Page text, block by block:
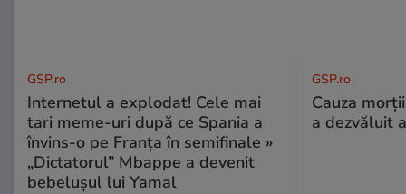
GSP.ro
Internetul a explodat! Cele mai
tari meme-uri după ce Spania a
învins-o pe Franța în semifinale »
„Dictatorul” Mbappe a devenit
bebelușul lui Yamal
GSP.ro
Cauza
a dezvăluit